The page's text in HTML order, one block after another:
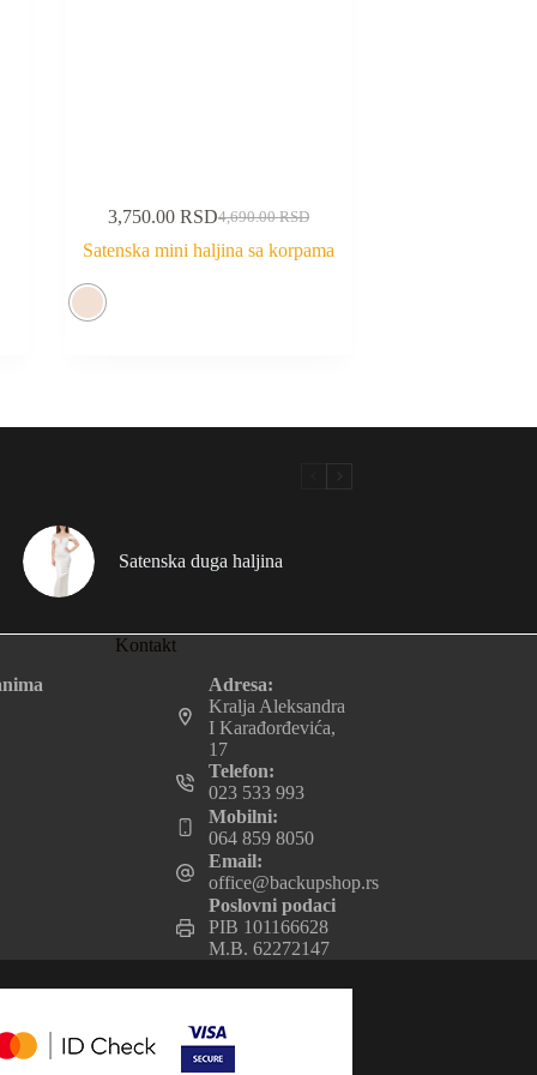
4,690.00RSD
3,750.00 RSD
Satenska mini haljina sa korpama
Satenska duga haljina
Kontakt
Adresa:
Kralja Aleksandra
I Karađorđevića,
17
Telefon:
023 533 993
Mobilni:
064 859 8050
Email:
office@backupshop.rs
Poslovni podaci
PIB 101166628
M.B. 62272147